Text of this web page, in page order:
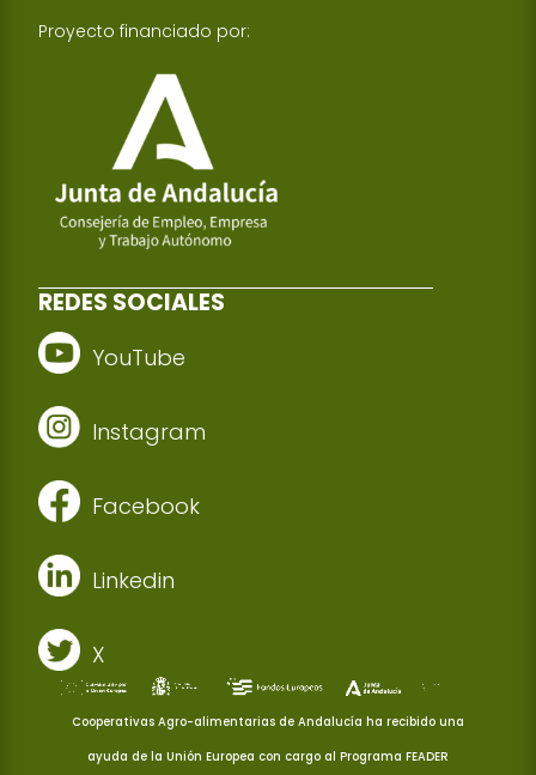
Proyecto financiado por:
REDES SOCIALES
YouTube
Instagram
Facebook
Linkedin
X
Cooperativas Agro-alimentarias de Andalucía ha recibido una
ayuda de la Unión Europea con cargo al Programa FEADER